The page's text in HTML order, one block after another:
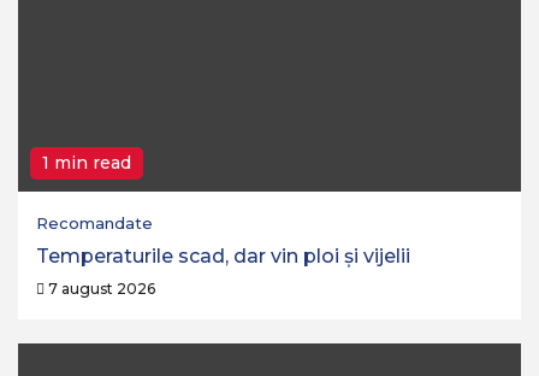
1 min read
Recomandate
Temperaturile scad, dar vin ploi și vijelii
7 august 2026